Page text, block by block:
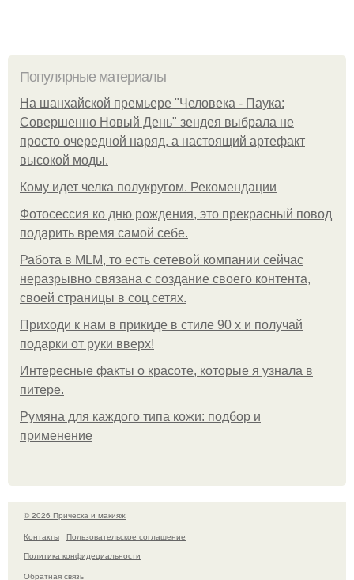
Популярные материалы
На шанхайской премьере "Человека - Паука:
Совершенно Новый День" зендея выбрала не
просто очередной наряд, а настоящий артефакт
высокой моды.
Кому идет челка полукругом. Рекомендации
Фотосессия ко дню рождения, это прекрасный повод
подарить время самой себе.
Работа в MLM, то есть сетевой компании сейчас
неразрывно связана с создание своего контента,
своей страницы в соц сетях.
Приходи к нам в прикиде в стиле 90 х и получай
подарки от руки вверх!
Интересные факты о красоте, которые я узнала в
питере.
Румяна для каждого типа кожи: подбор и
применение
© 2026 Прическа и макияж
Контакты
Пользовательское соглашение
Политика конфидециальности
Обратная связь